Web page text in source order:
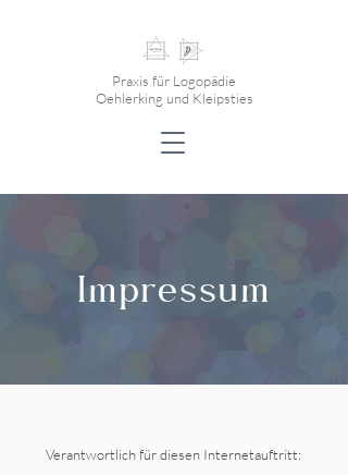
Praxis für Logopädie
Oehlerking und Kleipsties
Impressum
Verantwortlich für diesen Internetauftritt: